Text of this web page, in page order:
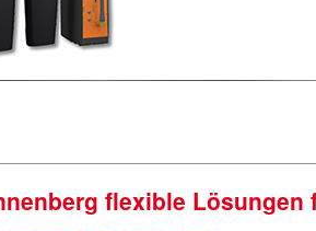
flexible Lösungen